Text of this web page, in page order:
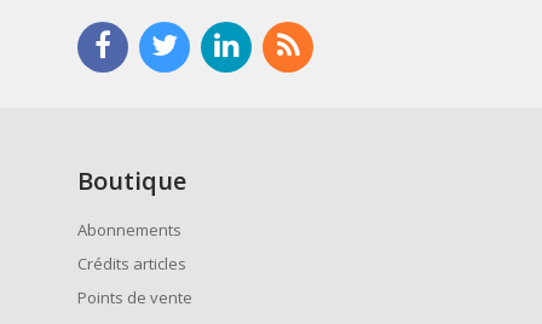
Boutique
Abonnements
Crédits articles
Points de vente